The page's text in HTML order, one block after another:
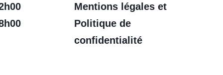
Mentions légales et
Politique de
confidentialité